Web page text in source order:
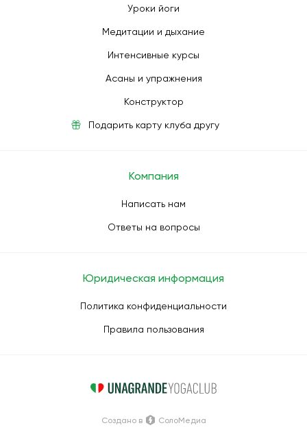
Уроки йоги
Медитации и дыхание
Интенсивные курсы
Асаны и упражнения
Конструктор
Подарить карту клуба другу
Компания
Написать нам
Ответы на вопросы
Юридическая информация
Политика конфиденциальности
Правила пользования
Создано в СолоМедиа